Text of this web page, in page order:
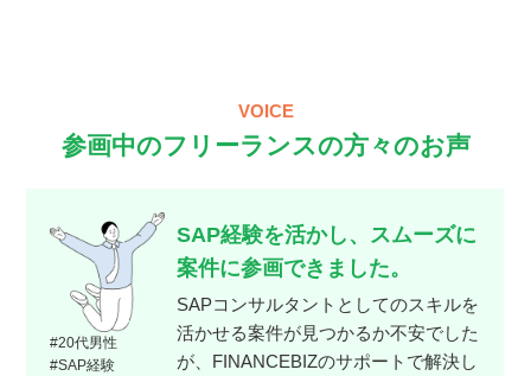
VOICE
参画中のフリーランスの方々のお声
#20代男性
#SAP経験
SAP経験を活かし、スムーズに
案件に参画できました。
SAPコンサルタントとしてのスキルを
活かせる案件が見つかるか不安でした
が、FINANCEBIZのサポートで解決し